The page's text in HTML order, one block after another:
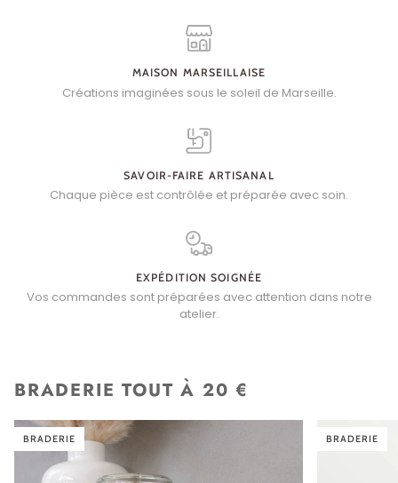
MAISON MARSEILLAISE
Créations imaginées sous le soleil de Marseille.
SAVOIR-FAIRE ARTISANAL
Chaque pièce est contrôlée et préparée avec soin.
EXPÉDITION SOIGNÉE
Vos commandes sont préparées avec attention dans notre
atelier.
BRADERIE TOUT À 20 €
BRADERIE BRADERIE